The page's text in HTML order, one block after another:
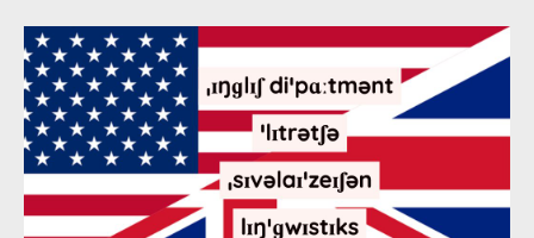
Licence
mention
Langues,
littératures
et
civilisations
étrangères